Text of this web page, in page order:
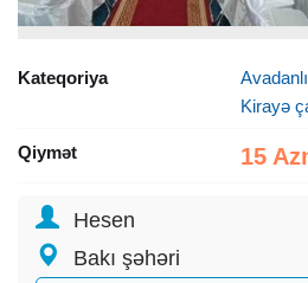
Kateqoriya
Kirayə
Qiymət 15
Hesen
Bakı şəhəri